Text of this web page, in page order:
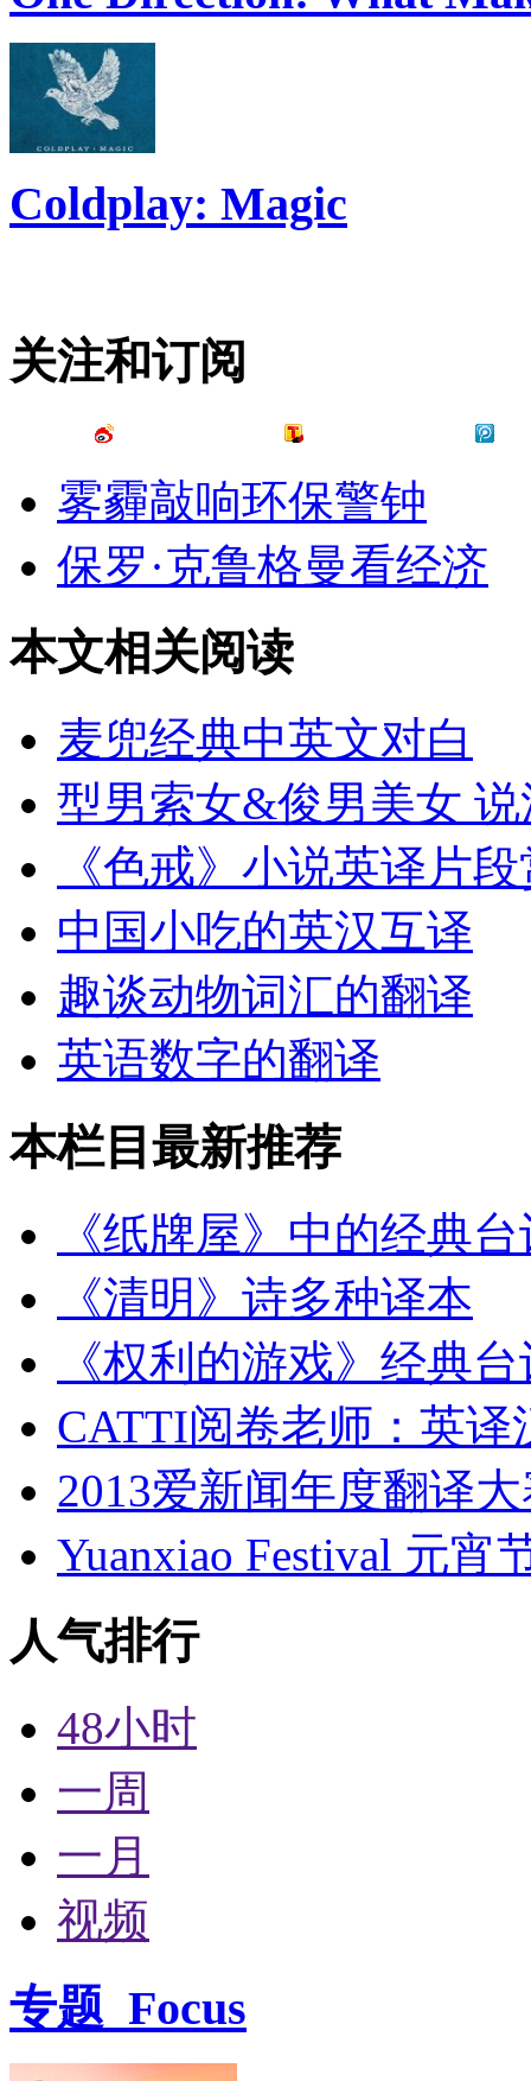
Coldplay: Magic
关注和订阅
雾霾敲响环保警钟
保罗·克鲁格曼看经济
本文相关阅读
麦兜经典中英文对白
型男索女&俊男美女
《色戒》小说英译片
中国小吃的英汉互译
趣谈动物词汇的翻译
英语数字的翻译
本栏目最新推荐
《纸牌屋》中的经典
《清明》诗多种译本
《权利的游戏》经典
CATTI阅卷老师：英译
2013爱新闻年度翻译
Yuanxiao Festival 元宵
人气排行
48小时
一周
一月
视频
专题 Focus